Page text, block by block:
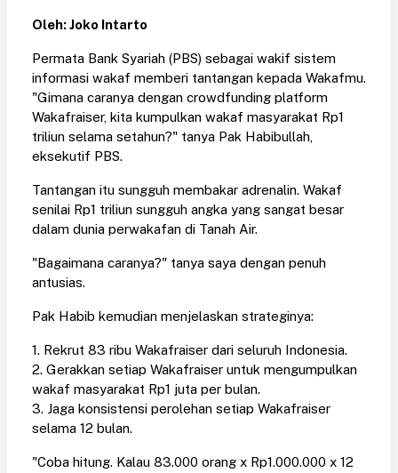
Oleh: Joko Intarto
Permata Bank Syariah (PBS) sebagai wakif sistem
informasi wakaf memberi tantangan kepada Wakafmu.
"Gimana caranya dengan crowdfunding platform
Wakafraiser, kita kumpulkan wakaf masyarakat Rp1
triliun selama setahun?" tanya Pak Habibullah,
eksekutif PBS.
Tantangan itu sungguh membakar adrenalin. Wakaf
senilai Rp1 triliun sungguh angka yang sangat besar
dalam dunia perwakafan di Tanah Air.
"Bagaimana caranya?" tanya saya dengan penuh
antusias.
Pak Habib kemudian menjelaskan strateginya:
1. Rekrut 83 ribu Wakafraiser dari seluruh Indonesia.
2. Gerakkan setiap Wakafraiser untuk mengumpulkan
wakaf masyarakat Rp1 juta per bulan.
3. Jaga konsistensi perolehan setiap Wakafraiser
selama 12 bulan.
"Coba hitung. Kalau 83.000 orang x Rp1.000.000 x 12